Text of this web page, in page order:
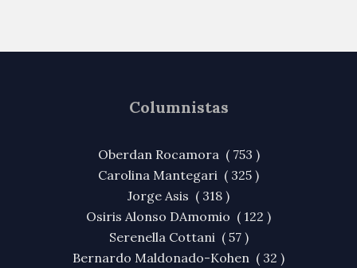
Columnistas
Oberdan Rocamora ( 753 )
Carolina Mantegari ( 325 )
Jorge Asis ( 318 )
Osiris Alonso DAmomio ( 122 )
Serenella Cottani ( 57 )
Bernardo Maldonado-Kohen ( 32 )